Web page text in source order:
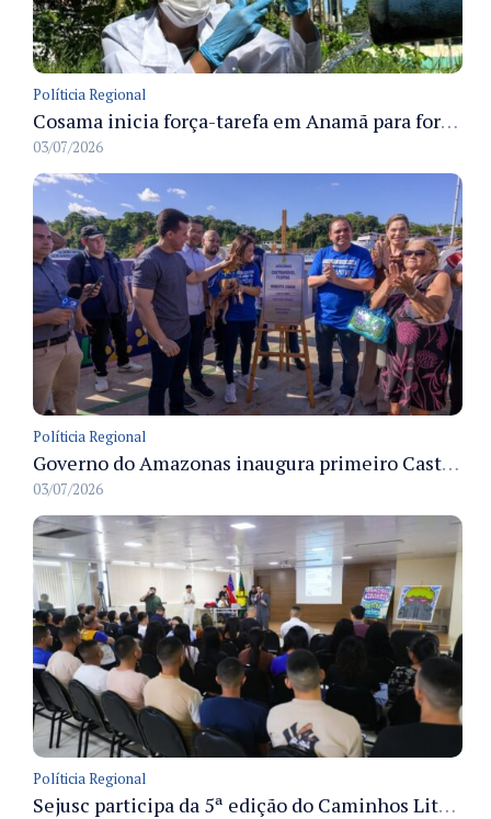
Políticia Regional
Cosama inicia força-tarefa em Anamã para fortalecer abastecimento de água e segurança hídrica da população
03/07/2026
Políticia Regional
Governo do Amazonas inaugura primeiro Castramóvel Fluvial para atendimento veterinário às comunidades ribeirinhas e castração gratuita
03/07/2026
Políticia Regional
Sejusc participa da 5ª edição do Caminhos Literários com foco na cultura hip-hop nas unidades socioeducativas